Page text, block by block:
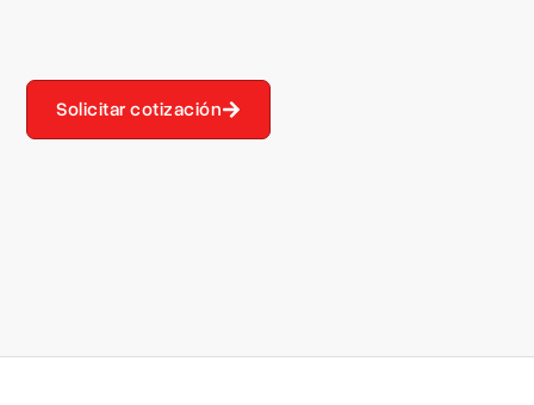
Solicitar cotización